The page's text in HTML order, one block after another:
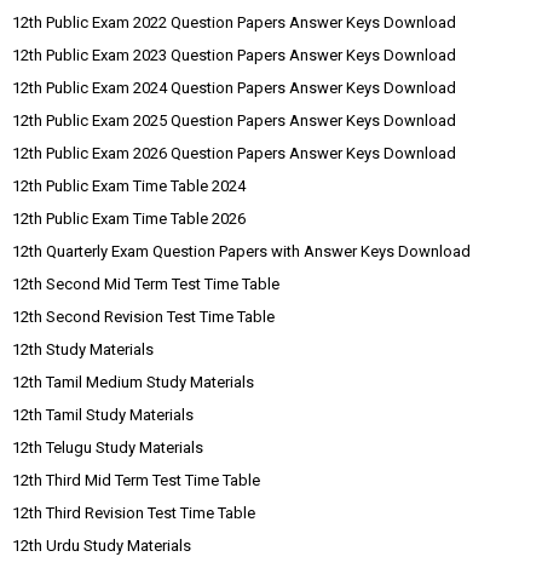
12th Public Exam 2022 Question Papers Answer Keys Download
12th Public Exam 2023 Question Papers Answer Keys Download
12th Public Exam 2024 Question Papers Answer Keys Download
12th Public Exam 2025 Question Papers Answer Keys Download
12th Public Exam 2026 Question Papers Answer Keys Download
12th Public Exam Time Table 2024
12th Public Exam Time Table 2026
12th Quarterly Exam Question Papers with Answer Keys Download
12th Second Mid Term Test Time Table
12th Second Revision Test Time Table
12th Study Materials
12th Tamil Medium Study Materials
12th Tamil Study Materials
12th Telugu Study Materials
12th Third Mid Term Test Time Table
12th Third Revision Test Time Table
12th Urdu Study Materials